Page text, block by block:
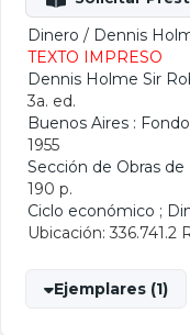
Dinero / Dennis
TEXTO IMPRESO
Dennis Holme Sir
3a. ed.
Buenos Aires :
1955
Sección de Obras
190 p.
Ciclo económico ;
Ubicación: 336.741.2
Ejemplares (1)